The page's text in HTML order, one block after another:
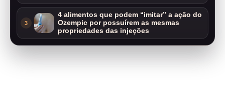
3
4 alimentos que podem “imitar” a ação do
Ozempic por possuírem as mesmas
propriedades das injeções